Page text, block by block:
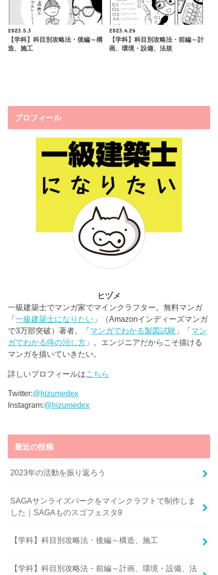
2023.5.3
【学科】科目別攻略法・後編～構
造、施工
2023.4.26
【学科】科目別攻略法・前編～計
画、環境・設備、法規
プロフィール
ヒヅメ
一級建築士でマンガ家でマインクラフター。無料マンガ
「一級建築士になりたい 」（Amazonインディーズマンガ
で3万部突破）著者。「マンガでわかる製図試験 」「マン
ガでわかる痔の治し方 」。エンジニアだからこそ描ける
マンガを描いていきたい。
詳しいプロフィールは こちら
Twitter:@hizumedex
Instagram:@hizumedex
最近の投稿
2023年の活動を振り返ろう
SAGAサンライズパークをマインクラフトで制作しま
した｜SAGAものスゴフェスタ9
【学科】科目別攻略法・後編～構造、施工
【学科】科目別攻略法・前編～計画、環境・設備、法